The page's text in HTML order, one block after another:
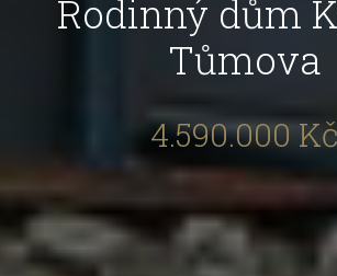
Rodinný dům
Tůmova
4.590.000 Kč